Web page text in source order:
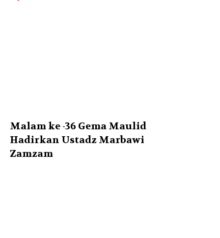
Malam ke -36 Gema Maulid
Hadirkan Ustadz Marbawi
Zamzam